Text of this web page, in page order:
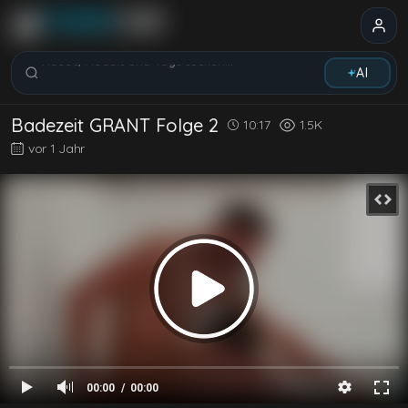
Videos, Models und Tags suchen...
AI
Badezeit GRANT Folge 2 10:17
1.5K
vor 1 Jahr
00:00 00:00